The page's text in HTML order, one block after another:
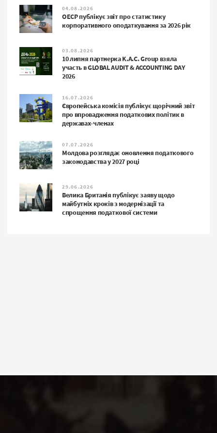
04.08.2026
ОЕСР публікує звіт про статистику
корпоративного оподаткування за 2026 рік
03.08.2026
10 липня партнерка K.A.C. Group взяла
участь в GLOBAL AUDIT & ACCOUNTING DAY
2026
16.07.2026
Європейська комісія публікує щорічний звіт
про впровадження податкових політик в
державах-членах
07.07.2026
Молдова розглядає оновлення податкового
законодавства у 2027 році
29.06.2026
Велика Британія публікує заяву щодо
майбутніх кроків з модернізації та
спрощення податкової системи